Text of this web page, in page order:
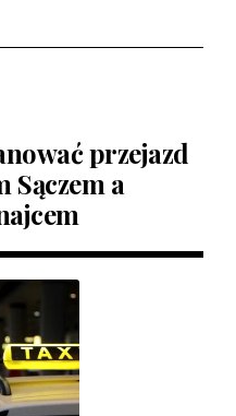
przejazd
Sączem a